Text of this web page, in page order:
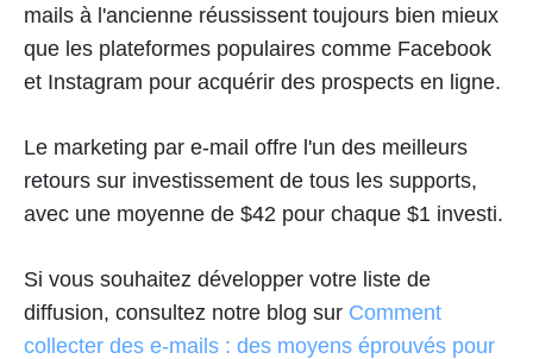
mails à l'ancienne réussissent toujours bien mieux
que les plateformes populaires comme Facebook
et Instagram pour acquérir des prospects en ligne.
Le marketing par e-mail offre l'un des meilleurs
retours sur investissement de tous les supports,
avec une moyenne de $42 pour chaque $1 investi.
Si vous souhaitez développer votre liste de
diffusion, consultez notre blog sur Comment
collecter des e-mails : des moyens éprouvés pour